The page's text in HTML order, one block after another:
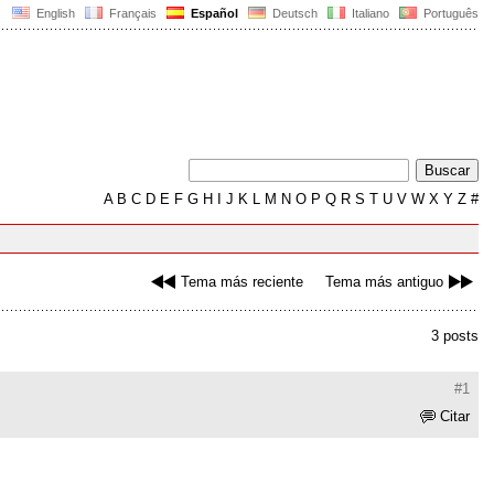
English Français Español Deutsch Italiano Português
AB C D E F G H J K L M N O P Q R S T U V W X Y Z #
Tema más reciente Tema más antiguo
3 posts
#1
Citar